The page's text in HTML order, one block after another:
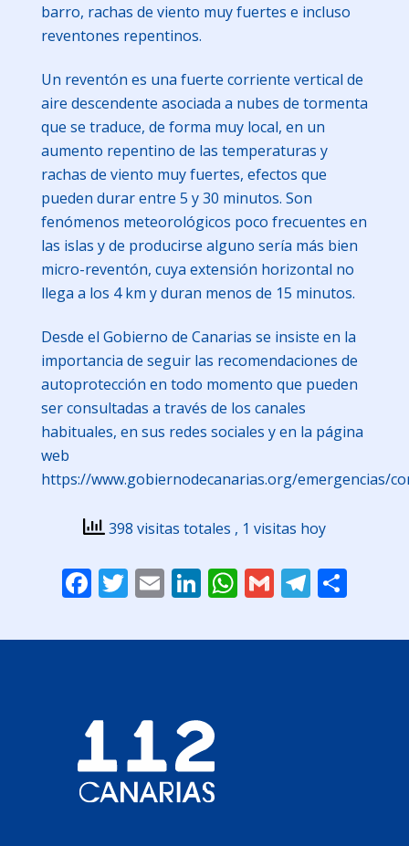
barro, rachas de viento muy fuertes e incluso
reventones repentinos.
Un reventón es una fuerte corriente vertical de
aire descendente asociada a nubes de tormenta
que se traduce, de forma muy local, en un
aumento repentino de las temperaturas y
rachas de viento muy fuertes, efectos que
pueden durar entre 5 y 30 minutos. Son
fenómenos meteorológicos poco frecuentes en
las islas y de producirse alguno sería más bien
micro-reventón, cuya extensión horizontal no
llega a los 4 km y duran menos de 15 minutos.
Desde el Gobierno de Canarias se insiste en la
importancia de seguir las recomendaciones de
autoprotección en todo momento que pueden
ser consultadas a través de los canales
habituales, en sus redes sociales y en la página
web
https://www.gobiernodecanarias.org/emergencias/
398 visitas totales , 1 visitas hoy
Facebook
Twitter
EmailLinkedIn
WhatsApp
Gmail